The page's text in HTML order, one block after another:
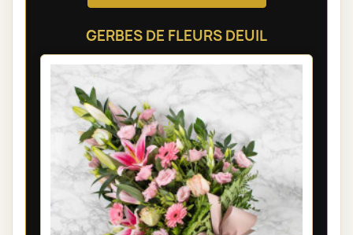
GERBES DE FLEURS DEUIL